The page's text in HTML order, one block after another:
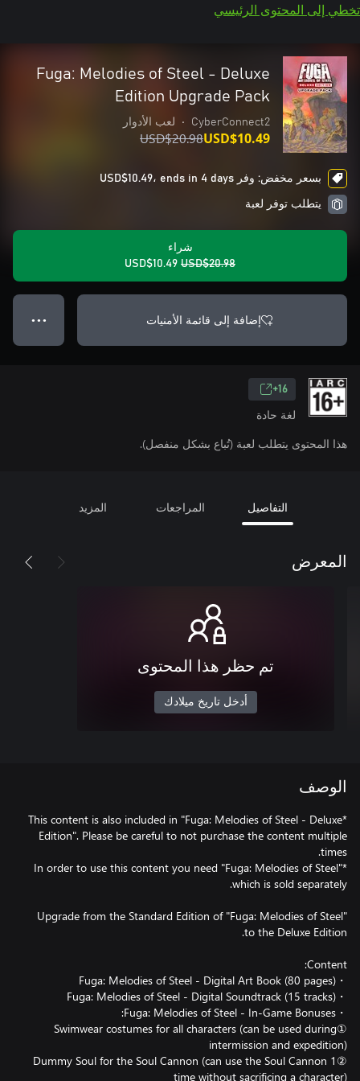
تخطي إلى المحتوى الرئيسي
Fuga: Melodies of Steel - Deluxe
Edition Upgrade Pack
CyberConnect2
• لعب الأدوار
USD$20.98USD$10.49
بسعر مخفض: وفر USD$10.49، ends in 4 days
يتطلب توفر لعبة
شراء
USD$20.98
USD$10.49
إضافة إلى قائمة الأمنيات ● ● ●
16+
لغة حادة
هذا المحتوى يتطلب لعبة (تُباع بشكل منفصل).
التفاصيل المراجعات المزيد
المعرض
تم حظر هذا المحتوى
أدخل تاريخ ميلادك
الوصف
*This content is also included in "Fuga: Melodies of Steel - Deluxe
Edition". Please be careful to not purchase the content multiple
*In order to use this content you need "Fuga: Melodies of Steel"
Upgrade from the Standard Edition of "Fuga: Melodies of Steel"
①Swimwear costumes for all characters (can be used during
②Dummy Soul for the Soul Cannon (can use the Soul Cannon 1